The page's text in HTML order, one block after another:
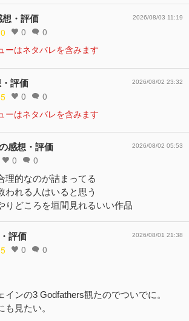
・評価
0 0
2026/08/03 11:19
ーはネタバレを含みます
評価
0 0
2026/08/02 23:32
ーはネタバレを含みます
感想・評価
0 0
2026/08/02 05:53
理的なのが詰まってる
われる人はいると思う
りどころを垣間見れるいい作品
評価
0 0
2026/08/01 21:38
インの3 Godfathers観たのでついでに。
も見たい。